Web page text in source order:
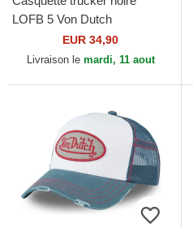
LOFB 5 Von Dutch
EUR 34,90
Livraison le mardi, 11 aout